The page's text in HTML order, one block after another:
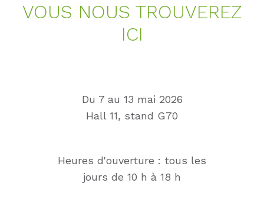
VOUS NOUS TROU­VE­R­EZ
ICI
Du 7 au 13 mai 2026
Hall 11, stand G70
Heures d'ouverture : tous les
jours de 10 h à 18 h